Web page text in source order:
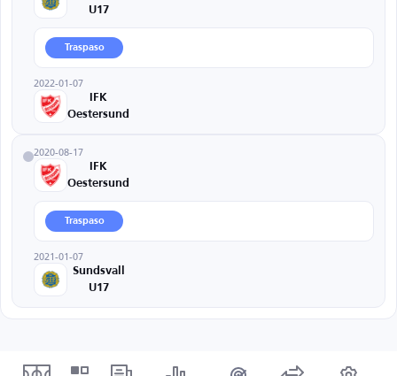
U17
Traspaso
2022-01-07
IFK
Oestersund
2020-08-17
IFK
Oestersund
Traspaso
2021-01-07
Sundsvall
U17